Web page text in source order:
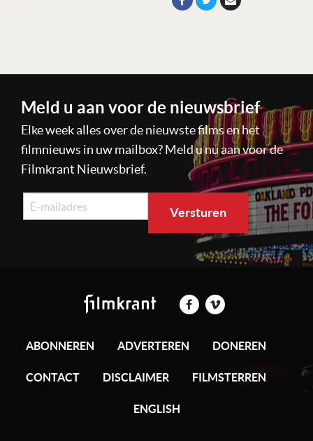
Meld u aan voor de nieuwsbrief
Elke week alles over de nieuwste films en het
filmnieuws in uw mailbox? Meld u nu aan voor de
Filmkrant Nieuwsbrief.
ABONNEREN ADVERTEREN DONEREN
CONTACT DISCLAIMER FILMSTERREN
ENGLISH